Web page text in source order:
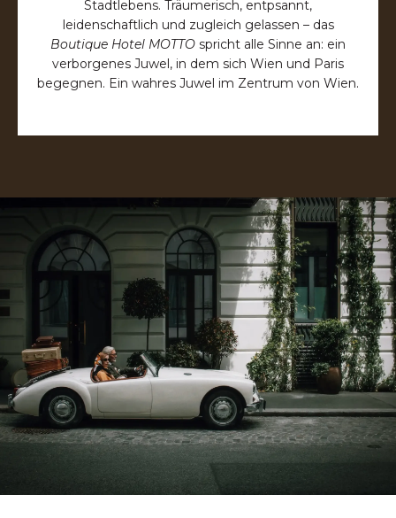
Stadtlebens. Träumerisch, entpsannt,
leidenschaftlich und zugleich gelassen – das
Boutique Hotel MOTTO spricht alle Sinne an: ein
verborgenes Juwel, in dem sich Wien und Paris
begegnen. Ein wahres Juwel im Zentrum von Wien.